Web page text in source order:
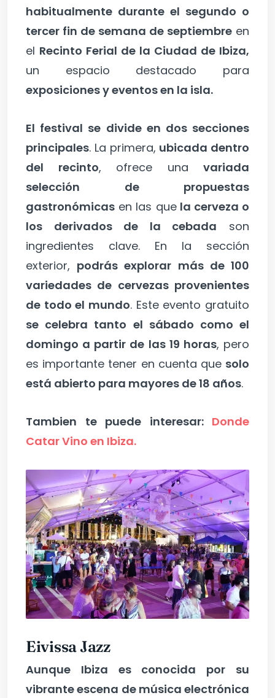
habitualmente durante el segundo o
tercer fin de semana de septiembre en
el Recinto Ferial de la Ciudad de Ibiza,
un espacio destacado para
exposiciones y eventos en la isla.
El festival se divide en dos secciones
principales. La primera, ubicada dentro
del recinto, ofrece una variada
selección de propuestas
gastronómicas en las quela cerveza o
los derivados de la cebada son
ingredientes clave. En la sección
exterior, podrás explorar más de 100
variedades de cervezas provenientes
de todo el mundo. Este evento gratuito
se celebra tanto el sábado como el
domingo a partir de las 19 horas, pero
es importante tener en cuenta que solo
está abierto para mayores de 18 años.
Tambien te puede interesar: Donde
Catar Vino en Ibiza.
Eivissa Jazz
Aunque Ibiza es conocida por su
vibrante escena de música electrónica